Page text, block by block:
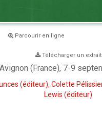
Parcourir en ligne
Télécharger un extrait
Avignon (France), 7-9
(éditeur), Colette
Lewis (éditeur)